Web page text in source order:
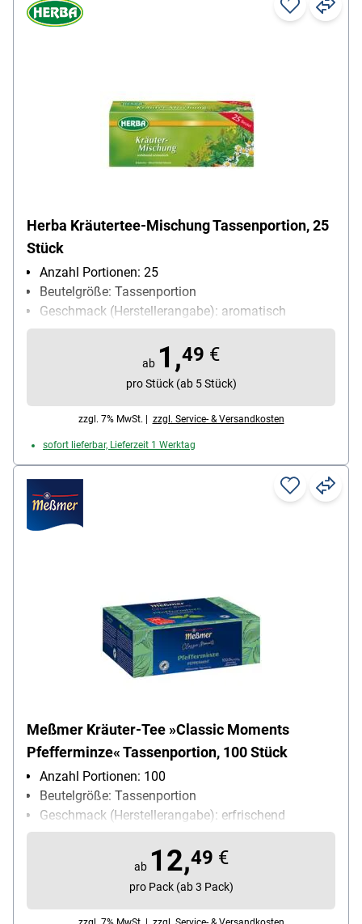
Herba Kräutertee-Mischung Tassenportion, 25
Stück
Anzahl Portionen: 25
Beutelgröße: Tassenportion
Geschmack (Herstellerangabe): aromatisch
Kuvert: ohne Kuvert
ab 1,49 €
pro Stück (ab 5 Stück)
zzgl. 7% MwSt. | zzgl. Service- & Versandkosten
sofort lieferbar, Lieferzeit 1 Werktag
Meßmer Kräuter-Tee »Classic Moments
Pfefferminze« Tassenportion, 100 Stück
Anzahl Portionen: 100
Beutelgröße: Tassenportion
Geschmack (Herstellerangabe): erfrischend
Kuvert: ohne Kuvert
Teesorte: Kräutertee
Ziehzeit: 5 bis 6 min
ab 12,49 €
pro Pack (ab 3 Pack)